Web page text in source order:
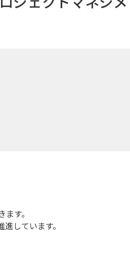
す。
しています。